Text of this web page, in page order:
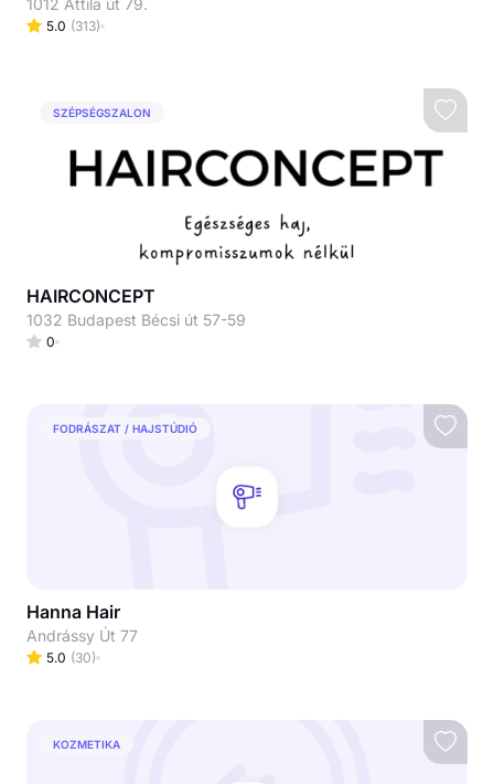
1012 Attila út 79.
5.0 (313)
SZÉPSÉGSZALON
HAIRCONCEPT
1032 Budapest Bécsi út 57-59
0
FODRÁSZAT / HAJSTÚDIÓ
Hanna Hair
Andrássy Út 77
5.0 (30)
KOZMETIKA